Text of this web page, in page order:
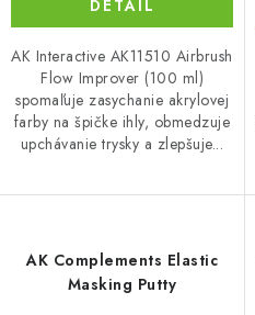
DETAIL
AK Interactive AK11510 Airbrush
Flow Improver (100 ml)
spomaľuje zasychanie akrylovej
farby na špičke ihly, obmedzuje
upchávanie trysky a zlepšuje...
AK Complements Elastic
Masking Putty